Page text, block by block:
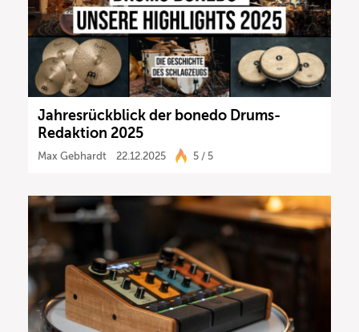
Jahresrückblick der bonedo Drums-
Redaktion 2025
Max Gebhardt 22.12.2025 5 / 5